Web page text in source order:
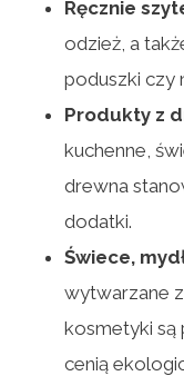
Ręcznie
odzież, a
poduszki czy
Produkty z
kuchenne,
drewna
dodatki.
Świece,
wytwarzane
kosmetyki są
cenią